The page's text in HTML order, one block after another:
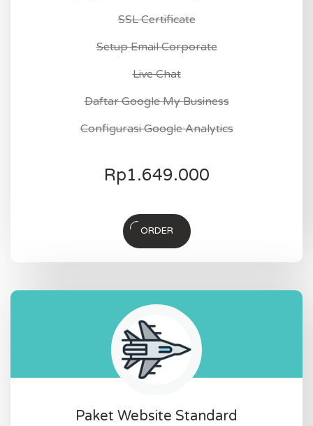
SSL Certificate
Setup Email Corporate
Live Chat
Daftar Google My Business
Configurasi Google Analytics
Rp1.649.000
ORDER
Paket Website Standard